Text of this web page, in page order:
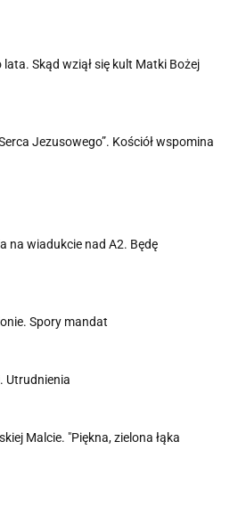
Skąd wziął się kult Matki Bożej
Jezusowego”. Kościół wspomina
na wiadukcie nad A2. Będę
Spory mandat
Utrudnienia
Malcie. "Piękna, zielona łąka